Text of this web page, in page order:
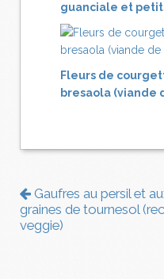
guanciale et
Fleurs de
bresaola (viande
Gaufres au persil et
graines de tournesol
veggie)